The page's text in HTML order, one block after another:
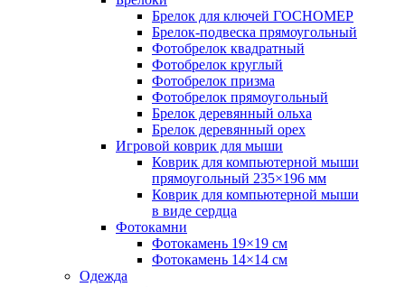
Брелок для ключей ГОСНОМЕР
Брелок-подвеска прямоугольный
Фотобрелок квадратный
Фотобрелок круглый
Фотобрелок призма
Фотобрелок прямоугольный
Брелок деревянный ольха
Брелок деревянный орех
Игровой коврик для мыши
Коврик для компьютерной мыши
прямоугольный 235×196 мм
Коврик для компьютерной мыши
в виде сердца
Фотокамни
Фотокамень 19×19 см
Фотокамень 14×14 см
Одежда